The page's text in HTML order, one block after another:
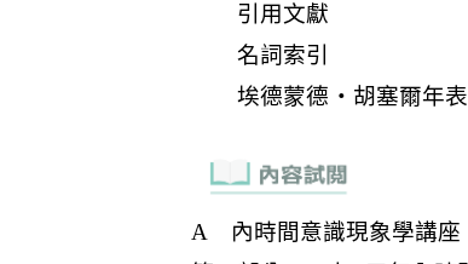
引用文獻
名詞索引
埃德蒙德‧胡塞爾年表